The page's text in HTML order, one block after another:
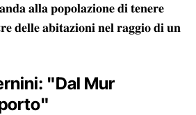
𝐚𝐥𝐥𝐚 𝐩𝐨𝐩𝐨𝐥𝐚𝐳𝐢𝐨𝐧𝐞 𝐝𝐢 𝐭𝐞𝐧𝐞𝐫𝐞
𝐝𝐞𝐥𝐥𝐞 𝐚𝐛𝐢𝐭𝐚𝐳𝐢𝐨𝐧𝐢 𝐧𝐞𝐥 𝐫𝐚𝐠𝐠𝐢𝐨 𝐝𝐢 𝐮𝐧
"Dal Mur